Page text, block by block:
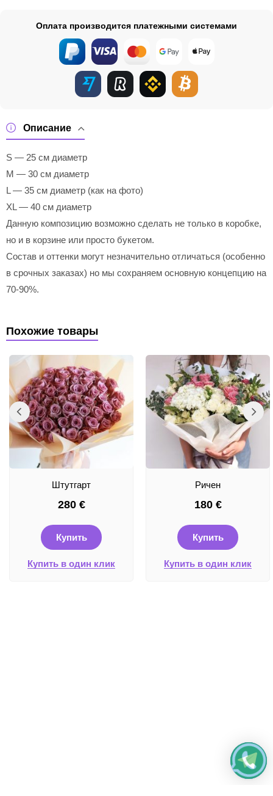
Описание
S — 25 см диаметр
M — 30 см диаметр
L — 35 см диаметр (как на фото)
XL — 40 см диаметр
Данную композицию возможно сделать не только в коробке,
но и в корзине или просто букетом.
Состав и оттенки могут незначительно отличаться (особенно
в срочных заказах) но мы сохраняем основную концепцию на
70-90%.
Оплата производится платежными системами
Похожие товары
Штутгарт
280 €
Купить
Купить в один клик
Ричен
180 €
Купить
Купить в один клик